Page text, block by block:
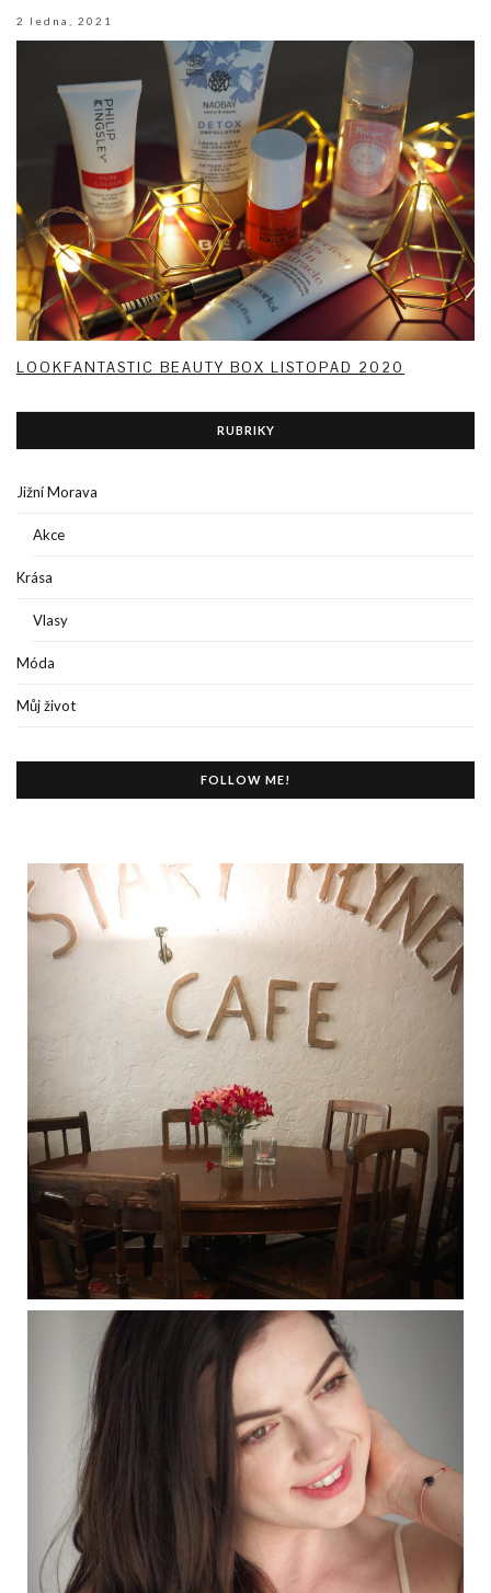
2 ledna, 2021
LOOKFANTASTIC BEAUTY BOX LISTOPAD 2020
RUBRIKY
Jižní Morava
Akce
Krása
Vlasy
Móda
Můj život
FOLLOW ME!